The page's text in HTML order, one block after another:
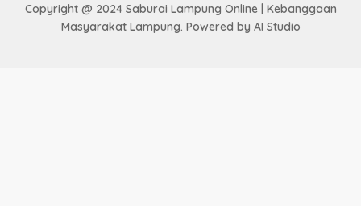
Copyright @ 2024 Saburai Lampung Online | Kebanggaan
Masyarakat Lampung. Powered by AI Studio